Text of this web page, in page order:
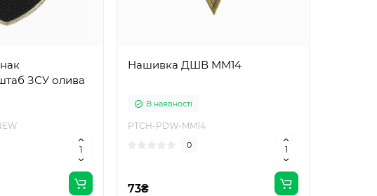
ЗСУ олива
Нашивка ДШВ MM14
В наявності
PTCH-PDW-MM14
0
73₴